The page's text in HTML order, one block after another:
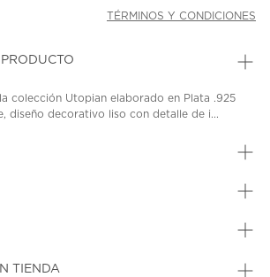
TÉRMINOS Y CONDICIONES
colección Utopian elaborado en Plata .925
diseño decorativo liso con detalle de i...
TIENDA